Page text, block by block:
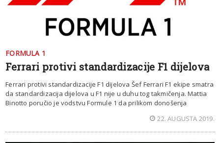
FORMULA 1
Ferrari protivi standardizacije F1 dijelova
Ferrari protivi standardizacije F1 dijelova Šef Ferrari F1 ekipe smatra
da standardizacija dijelova u F1 nije u duhu tog takmičenja. Mattia
Binotto poručio je vodstvu Formule 1 da prilikom donošenja
22. AUGUSTA 2019.